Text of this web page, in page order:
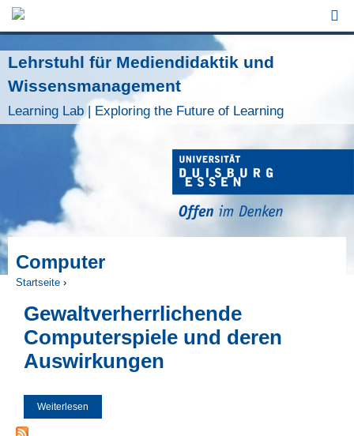
Jump to Navigation
Lehrstuhl für Mediendidaktik und
Wissensmanagement
Learning Lab | Exploring the Future of Learning
Computer
Sie sind hier
Startseite ›
Gewaltverherrlichende
Computerspiele und deren
Auswirkungen
Weiterlesen